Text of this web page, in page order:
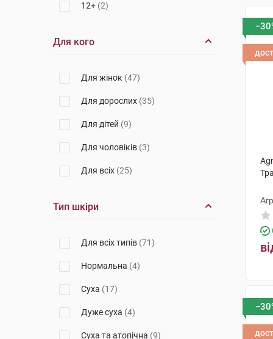
12+ (2)
Для кого
Для жінок (47)
Для дорослих (35)
Для дітей (9)
Для чоловіків (3)
Для всіх (25)
Тип шкіри
Для всіх типів (71)
Нормальна (4)
Суха (17)
Дуже суха (4)
Суха та атопічна (9)